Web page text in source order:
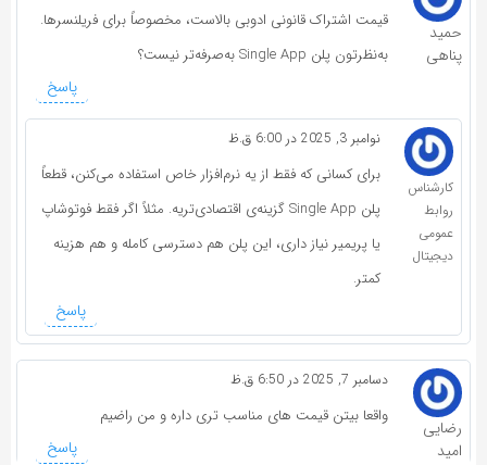
حمید
پناهی
قیمت اشتراک قانونی ادوبی بالاست، مخصوصاً برای فریلنسرها.
به‌نظرتون پلن Single App به‌صرفه‌تر نیست؟
پاسخ
کارشناس
روابط
عمومی
دیجیتال
نوامبر 3, 2025 در 6:00 ق.ظ
برای کسانی که فقط از یه نرم‌افزار خاص استفاده می‌کنن، قطعاً
پلن Single App گزینه‌ی اقتصادی‌تریه. مثلاً اگر فقط فوتوشاپ
یا پریمیر نیاز داری، این پلن هم دسترسی کامله و هم هزینه
کمتر.
پاسخ
رضایی
امید
دسامبر 7, 2025 در 6:50 ق.ظ
واقعا بیتن قیمت های مناسب تری داره و من راضیم
پاسخ